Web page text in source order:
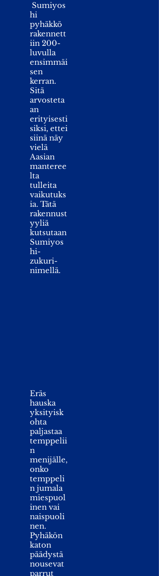
Sumiyos
hi
pyhäkkö
rakennett
iin 200-
luvulla
ensimmäi
sen
kerran.
Sitä
arvosteta
an
erityisesti
siksi, ettei
siinä näy
vielä
Aasian
manteree
lta
tulleita
vaikutuks
ia. Tätä
rakennust
yyliä
kutsutaan
Sumiyos
hi-
zukuri-
nimellä.
Eräs
hauska
yksityisk
ohta
paljastaa
temppelii
n
menijälle,
onko
temppeli
n jumala
miespuol
inen vai
naispuoli
nen.
Pyhäkön
katon
päädystä
nousevat
parrut